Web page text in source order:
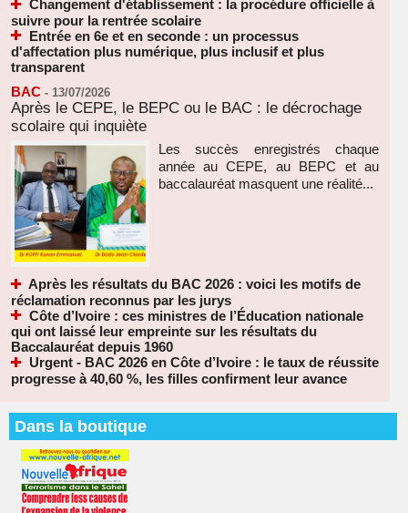
Changement d'établissement : la procédure officielle à
suivre pour la rentrée scolaire
Entrée en 6e et en seconde : un processus
d'affectation plus numérique, plus inclusif et plus
transparent
BAC - 13/07/2026
Après le CEPE, le BEPC ou le BAC : le décrochage
scolaire qui inquiète
Les succès enregistrés chaque
année au CEPE, au BEPC et au
baccalauréat masquent une réalité...
Après les résultats du BAC 2026 : voici les motifs de
réclamation reconnus par les jurys
Côte d’Ivoire : ces ministres de l’Éducation nationale
qui ont laissé leur empreinte sur les résultats du
Baccalauréat depuis 1960
Urgent - BAC 2026 en Côte d’Ivoire : le taux de réussite
progresse à 40,60 %, les filles confirment leur avance
Dans la boutique